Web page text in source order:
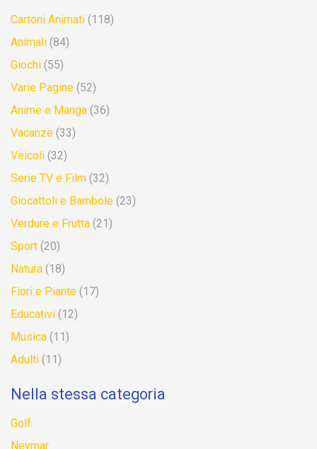
Cartoni Animati (118)
Animali (84)
Giochi (55)
Varie Pagine (52)
Anime e Manga (36)
Vacanze (33)
Veicoli (32)
Serie TV e Film (32)
Giocattoli e Bambole (23)
Verdure e Frutta (21)
Sport (20)
Natura (18)
Fiori e Piante (17)
Educativi (12)
Musica (11)
Adulti (11)
Nella stessa categoria
Golf
Neymar